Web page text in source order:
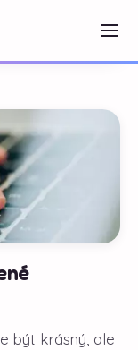
být krásný, ale